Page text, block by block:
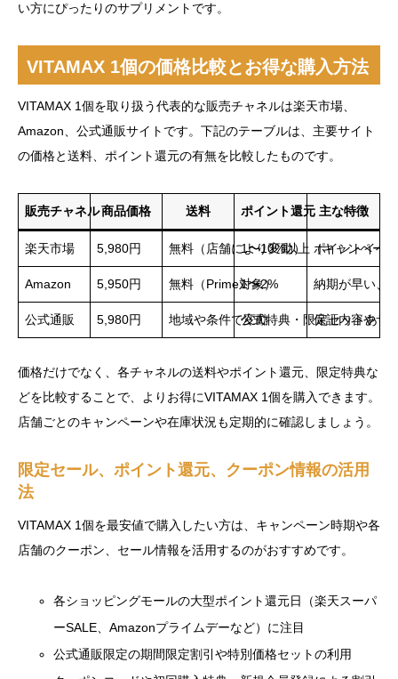
い方にぴったりのサプリメントです。
VITAMAX 1個の価格比較とお得な購入方法
VITAMAX 1個を取り扱う代表的な販売チャネルは楽天市場、
Amazon、公式通販サイトです。下記のテーブルは、主要サイト
の価格と送料、ポイント還元の有無を比較したものです。
販売チャネル商品価格 送料 ポイント還元 主な特徴
楽天市場 5,980円 無料（店舗により変動）1〜10%以上（キャンペー
ポイントイベ
Amazon 5,950円 無料（Prime対象）
1〜2% 納期が早い、
公式通販 5,980円 地域や条件で変動公式特典・限定セットあり
保証内容やサ
価格だけでなく、各チャネルの送料やポイント還元、限定特典な
どを比較することで、よりお得にVITAMAX 1個を購入できます。
店舗ごとのキャンペーンや在庫状況も定期的に確認しましょう。
限定セール、ポイント還元、クーポン情報の活用
法
VITAMAX 1個を最安値で購入したい方は、キャンペーン時期や各
店舗のクーポン、セール情報を活用するのがおすすめです。
各ショッピングモールの大型ポイント還元日（楽天スーパ
ーSALE、Amazonプライムデーなど）に注目
公式通販限定の期間限定割引や特別価格セットの利用